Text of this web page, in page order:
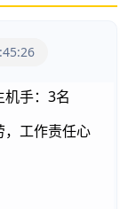
手：3名
，工作责任心